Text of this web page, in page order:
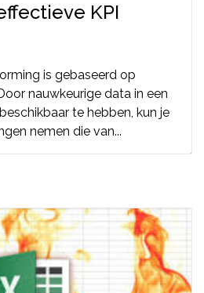
KPI
is gebaseerd op
nauwkeurige data in een
te hebben, kun je
nemen die van...